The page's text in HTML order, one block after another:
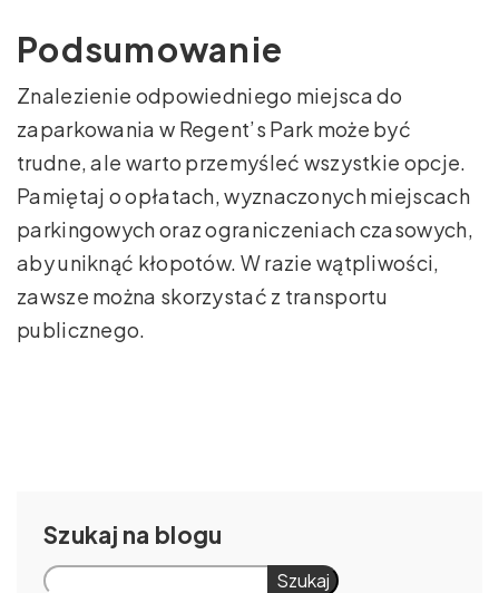
Podsumowanie
Znalezienie odpowiedniego miejsca do
zaparkowania w Regent’s Park może być
trudne, ale warto przemyśleć wszystkie opcje.
Pamiętaj o opłatach, wyznaczonych miejscach
parkingowych oraz ograniczeniach czasowych,
aby uniknąć kłopotów. W razie wątpliwości,
zawsze można skorzystać z transportu
publicznego.
Szukaj
Szukaj